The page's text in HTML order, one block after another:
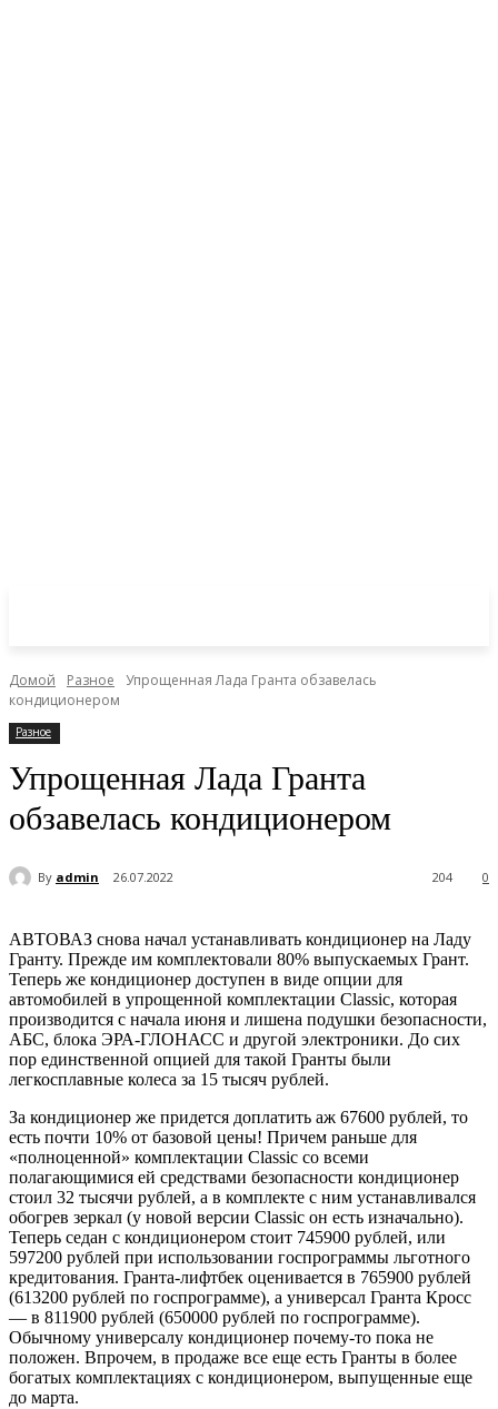
Домой Разное
Упрощенная Лада Гранта обзавелась
кондиционером
Разное
Упрощенная Лада Гранта
обзавелась кондиционером
By admin 26.07.2022 0
204
АВТОВАЗ снова начал устанавливать кондиционер на Ладу
Гранту. Прежде им комплектовали 80% выпускаемых Грант.
Теперь же кондиционер доступен в виде опции для
автомобилей в упрощенной комплектации Classic, которая
производится с начала июня и лишена подушки безопасности,
АБС, блока ЭРА-ГЛОНАСС и другой электроники. До сих
пор единственной опцией для такой Гранты были
легкосплавные колеса за 15 тысяч рублей.
За кондиционер же придется доплатить аж 67600 рублей, то
есть почти 10% от базовой цены! Причем раньше для
«полноценной» комплектации Classic со всеми
полагающимися ей средствами безопасности кондиционер
стоил 32 тысячи рублей, а в комплекте с ним устанавливался
обогрев зеркал (у новой версии Classic он есть изначально).
Теперь седан с кондиционером стоит 745900 рублей, или
597200 рублей при использовании госпрограммы льготного
кредитования. Гранта-лифтбек оценивается в 765900 рублей
(613200 рублей по госпрограмме), а универсал Гранта Кросс
— в 811900 рублей (650000 рублей по госпрограмме).
Обычному универсалу кондиционер почему-то пока не
положен. Впрочем, в продаже все еще есть Гранты в более
богатых комплектациях с кондиционером, выпущенные еще
до марта.